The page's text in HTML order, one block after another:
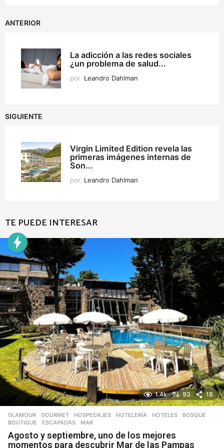
ANTERIOR
La adicción a las redes sociales
¿un problema de salud...
por Leandro Dahlman
SIGUIENTE
Virgin Limited Edition revela las
primeras imágenes internas de
Son...
por Leandro Dahlman
TE PUEDE INTERESAR
1.4k 93 18
GLAMOUR ,GOURMET ,HOSPEDAJES ,HOTELERÍA ,HOTELES BOSQUE
BOUTIQUE
,ESCAPADAS ,MAR
Agosto y septiembre, uno de los mejores
momentos para descubrir Mar de las Pampas